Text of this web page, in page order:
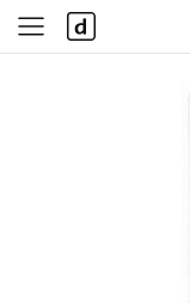
사
이
다
나
와